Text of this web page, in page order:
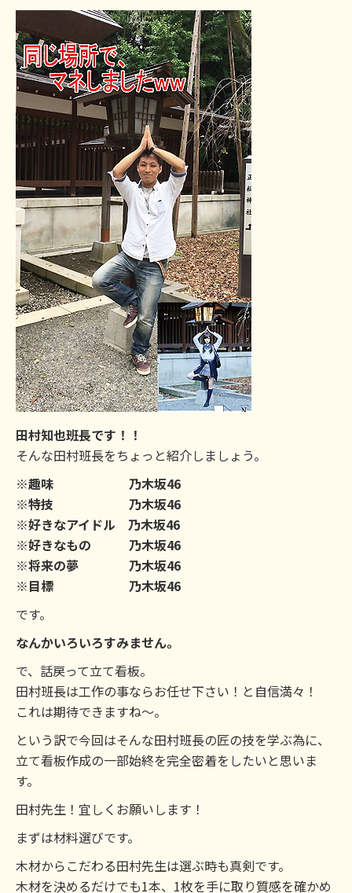
田村知也班長です！！
そんな田村班長をちょっと紹介しましょう。
※趣味 乃木坂46
※特技 乃木坂46
※好きなアイドル 乃木坂46
※好きなもの 乃木坂46
※将来の夢 乃木坂46
※目標 乃木坂46
です。
なんかいろいろすみません。
で、話戻って立て看板。
田村班長は工作の事ならお任せ下さい！と自信満々！
これは期待できますね～。
という訳で今回はそんな田村班長の匠の技を学ぶ為に、
立て看板作成の一部始終を完全密着をしたいと思いま
す。
田村先生！宜しくお願いします！
まずは材料選びです。
木材からこだわる田村先生は選ぶ時も真剣です。
木材を決めるだけでも1本、1枚を手に取り質感を確かめ